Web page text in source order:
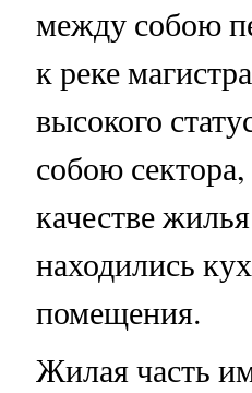
между собою
к реке
высокого
собою
качестве
находились
помещения.
Жилая часть